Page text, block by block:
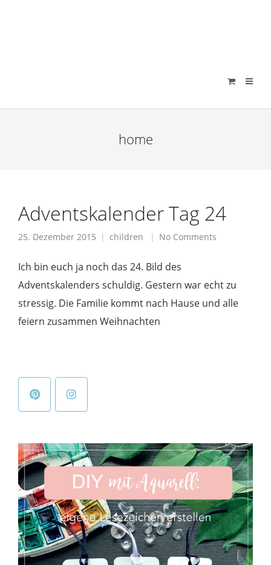
home
Adventskalender Tag 24
25. Dezember 2015 children No Comments
Ich bin euch ja noch das 24. Bild des
Adventskalenders schuldig. Gestern war echt zu
stressig. Die Familie kommt nach Hause und alle
feiern zusammen Weihnachten